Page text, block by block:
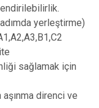
yerleştirme)
sağlamak için
direnci ve